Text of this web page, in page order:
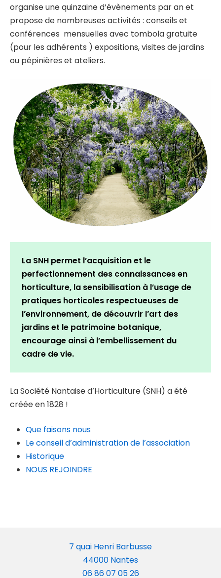
organise une quinzaine d’évènements par an et
propose de nombreuses activités : conseils et
conférences mensuelles avec tombola gratuite
(pour les adhérents ) expositions, visites de jardins
ou pépinières et ateliers.
La SNH permet l’acquisition et le
perfectionnement des connaissances en
horticulture, la sensibilisation à l’usage de
pratiques horticoles respectueuses de
l’environnement, de découvrir l’art des
jardins et le patrimoine botanique,
encourage ainsi à l’embellissement du
cadre de vie.
La Société Nantaise d’Horticulture (SNH) a été
créée en 1828 !
Que faisons nous
Le conseil d’administration de l’association
Historique
NOUS REJOINDRE
7 quai Henri Barbusse
44000 Nantes
06 86 07 05 26